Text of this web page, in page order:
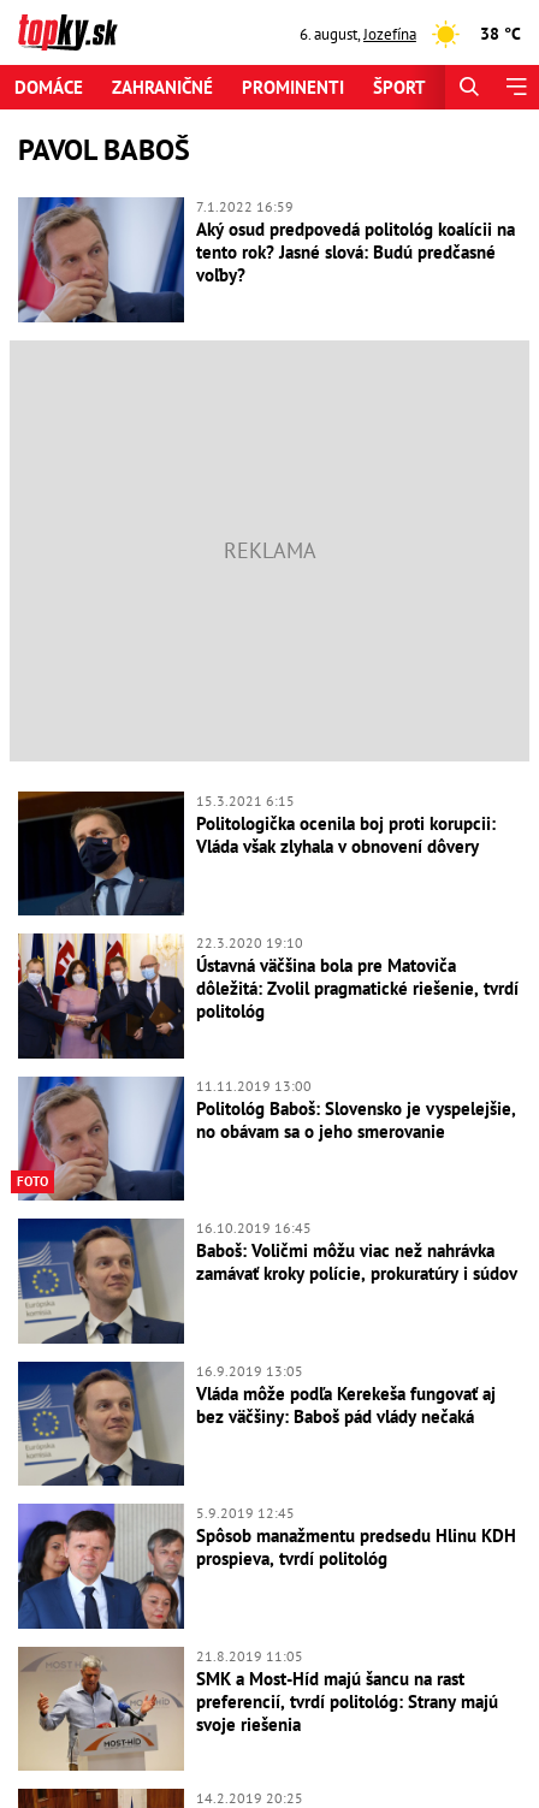
6. august,Jozefína 38 °C
DOMÁCE ZAHRANIČNÉ PROMINENTI ŠPORT
PAVOL BABOŠ
7.1.2022 16:59
Aký osud predpovedá politológ koalícii na
tento rok? Jasné slová: Budú predčasné
voľby?
15.3.2021 6:15
Politologička ocenila boj proti korupcii:
Vláda však zlyhala v obnovení dôvery
22.3.2020 19:10
Ústavná väčšina bola pre Matoviča
dôležitá: Zvolil pragmatické riešenie, tvrdí
politológ
FOTO
11.11.2019 13:00
Politológ Baboš: Slovensko je vyspelejšie,
no obávam sa o jeho smerovanie
16.10.2019 16:45
Baboš: Voličmi môžu viac než nahrávka
zamávať kroky polície, prokuratúry i súdov
16.9.2019 13:05
Vláda môže podľa Kerekeša fungovať aj
bez väčšiny: Baboš pád vlády nečaká
5.9.2019 12:45
Spôsob manažmentu predsedu Hlinu KDH
prospieva, tvrdí politológ
21.8.2019 11:05
SMK a Most-Híd majú šancu na rast
preferencií, tvrdí politológ: Strany majú
svoje riešenia
14.2.2019 20:25